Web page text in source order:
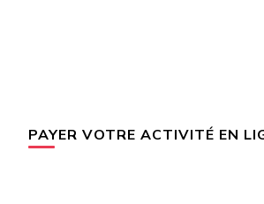
PAYER VOTRE ACTIVITÉ EN